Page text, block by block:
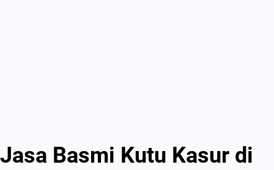
Jasa Basmi Kutu Kasur di